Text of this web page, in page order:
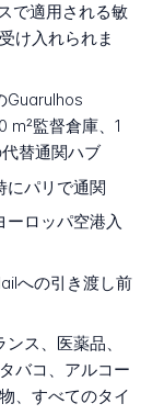
で適用される敏
け入れられま
Guarulhos
監督倉庫、1
替通関ハブ
にパリで通関
ーロッパ空港入
への引き渡し前
ス、医薬品、
バコ、アルコー
、すべてのタイ